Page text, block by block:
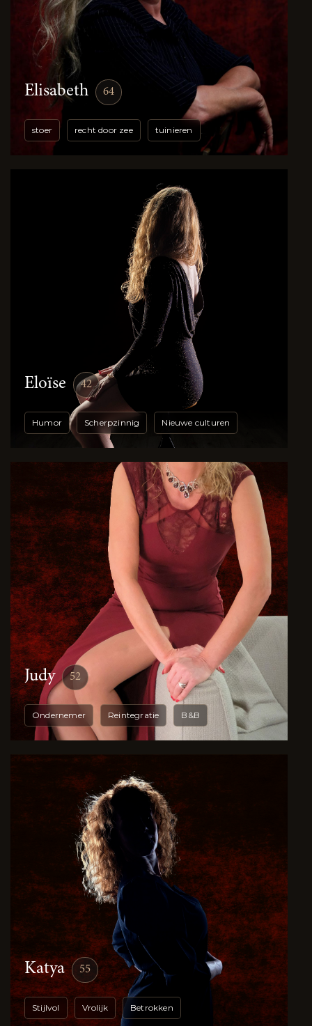
Elisabeth 64
stoer recht door zee tuinieren
Eloïse 42
Humor Scherpzinnig Nieuwe culturen
Judy 52
Ondernemer Reintegratie B&B
Katya 55
Stijlvol Vrolijk Betrokken